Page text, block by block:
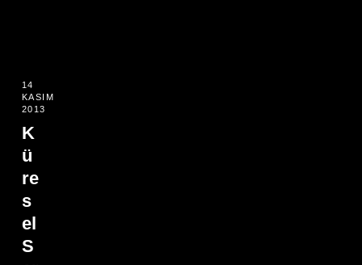
14
KASIM
2013
K
ü
re
s
el
S